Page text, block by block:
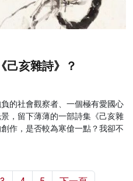
己亥雜詩》？
的社會觀察者、一個極有愛國心
，留下薄薄的一部詩集《己亥雜
作，是否較為寒傖一點？我卻不